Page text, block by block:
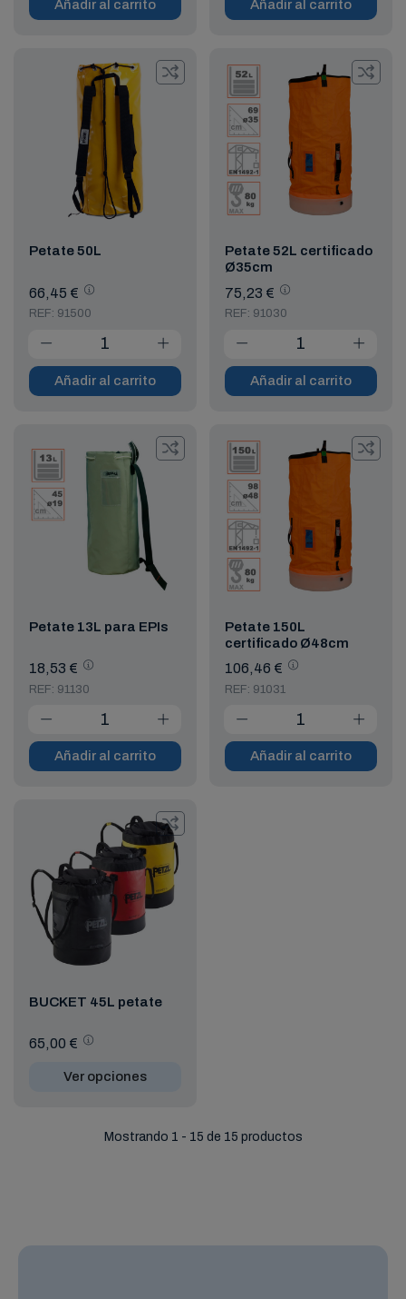
Añadir al carrito Añadir al carrito
Petate 50L
66,45 €
REF: 91500
Añadir al carrito
Petate 52L certificado
Ø35cm
75,23 €
REF: 91030
Añadir al carrito
Petate 13L para EPIs
18,53 €
REF: 91130
Añadir al carrito
Petate 150L
certificado Ø48cm
106,46 €
REF: 91031
Añadir al carrito
BUCKET 45L petate
65,00 €
Ver opciones
Mostrando 1 - 15 de 15 productos